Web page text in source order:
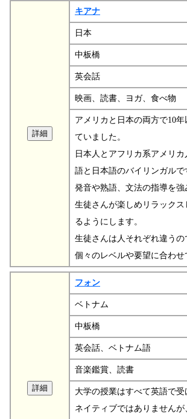
キアナ
日本
中板橋
英会話
映画、読書、ヨガ、食べ物
アメリカと日本の両方で10年
ていました。
日本人とアフリカ系アメリ
語と日本語のバイリンガルで
発音や熟語、文法の指導を強
生徒さんが楽しめリラック
るようにします。
生徒さんは人それぞれ違うの
個々のレベルや要望に合わせ
フォン
ベトナム
中板橋
英会話、ベトナム語
音楽鑑賞、読書
大学の授業はすべて英語で受
ネイティブではありませんが